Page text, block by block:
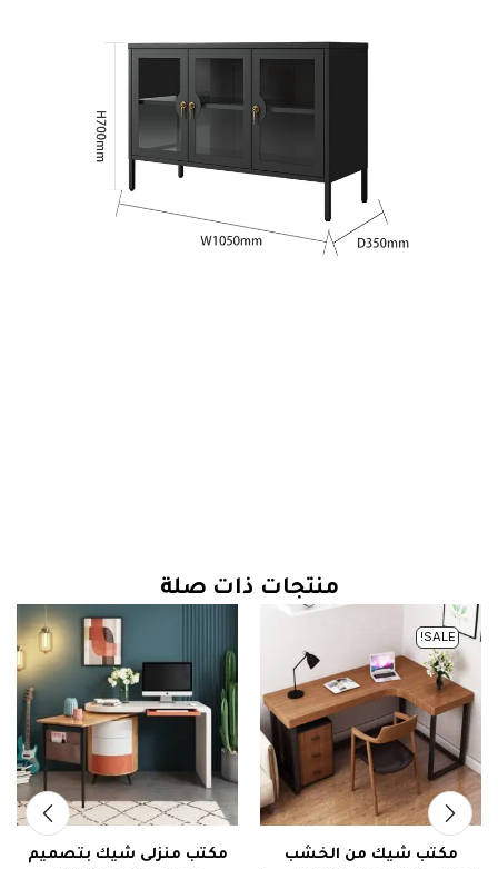
منتجات ذات صلة
SALE!
مكتب شيك من الخشب
مكتب منزلى شيك بتصميم